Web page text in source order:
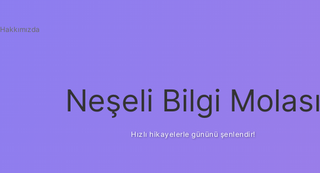
Hakkımızda
Neşeli Bilgi Molası
Hızlı hikayelerle gününü şenlendir!